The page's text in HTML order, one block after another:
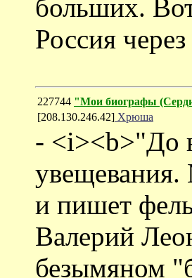
больших.
Россия
227744 "Мои биографы
[208.130.246.42] Хрюша
- <i><b>"До
увещевания.
и пишет
Валерий
безымяном